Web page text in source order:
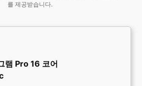
를 제공받습니다.
램 Pro 16 코어